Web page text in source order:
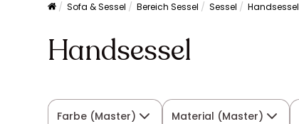
Sofa & Sessel Bereich Sessel Sessel Handsessel
Handsessel
Farbe (Master) Material (Master)